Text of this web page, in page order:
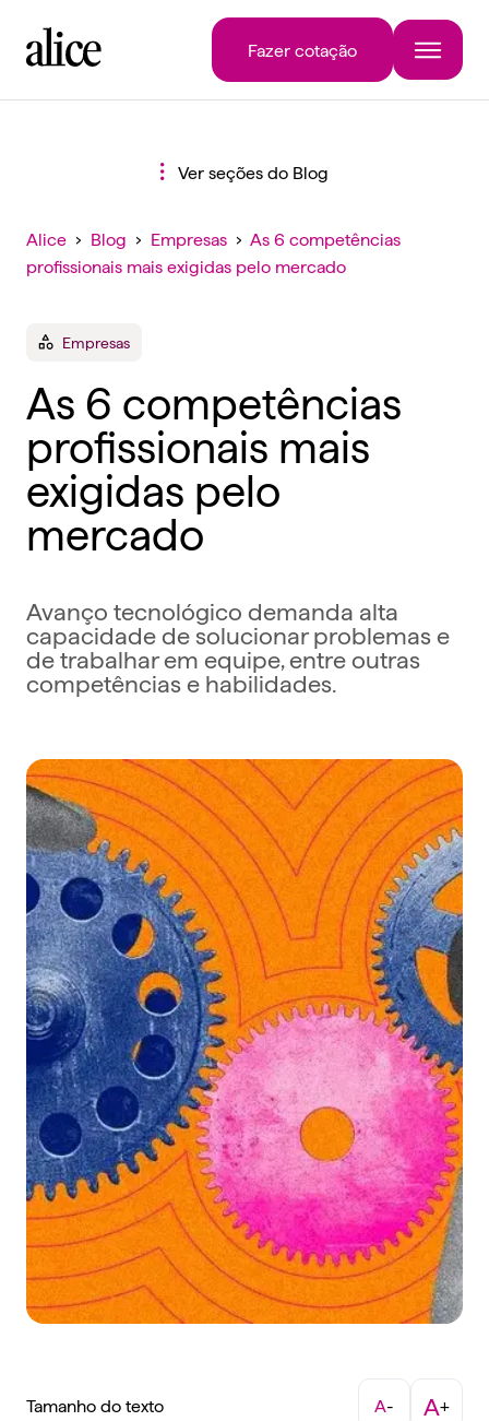
Fazer cotação
Ver seções do Blog
Alice › Blog › Empresas › As 6 competências
profissionais mais exigidas pelo mercado
Empresas
As 6 competências
profissionais mais
exigidas pelo
mercado
Avanço tecnológico demanda alta
capacidade de solucionar problemas e
de trabalhar em equipe, entre outras
competências e habilidades.
Tamanho do texto A- A+